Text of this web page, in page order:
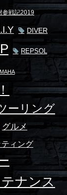
参戦記2019
DIVER
REPSOL
ーリング
グルメ
ティング
テナンス